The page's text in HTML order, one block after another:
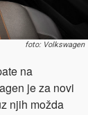
foto: Volkswagen
na
je za novi
njih možda